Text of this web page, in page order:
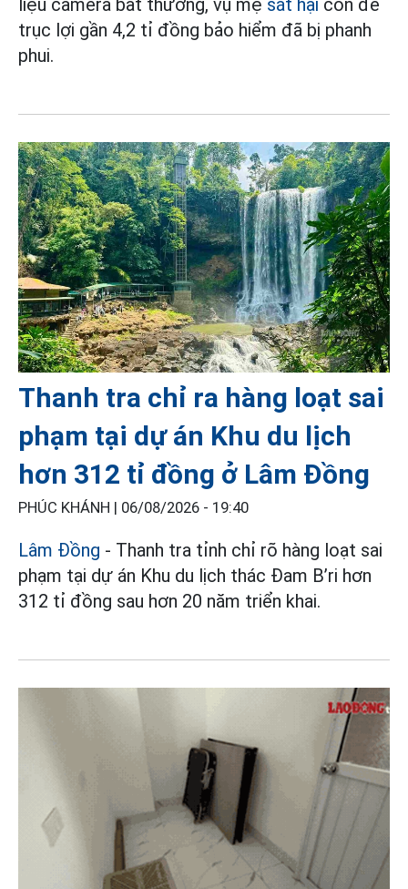
liệu camera bất thường, vụ mẹ sát hại con để
trục lợi gần 4,2 tỉ đồng bảo hiểm đã bị phanh
phui.
Thanh tra chỉ ra hàng loạt sai
phạm tại dự án Khu du lịch
hơn 312 tỉ đồng ở Lâm Đồng
PHÚC KHÁNH | 06/08/2026 - 19:40
Lâm Đồng - Thanh tra tỉnh chỉ rõ hàng loạt sai
phạm tại dự án Khu du lịch thác Đam B’ri hơn
312 tỉ đồng sau hơn 20 năm triển khai.